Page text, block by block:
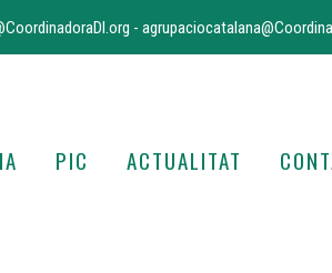
-
PIC ACTUALITAT